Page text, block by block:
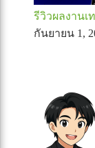
รีวิวผลงานเ
กันยายน 1,